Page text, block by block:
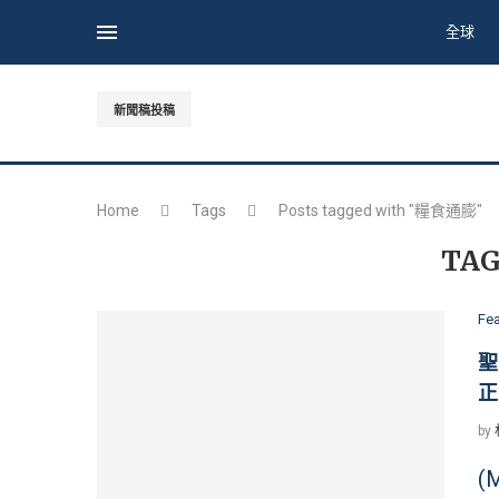
全球
新聞稿投稿
Home Tags Posts tagged with "糧食通膨"
by